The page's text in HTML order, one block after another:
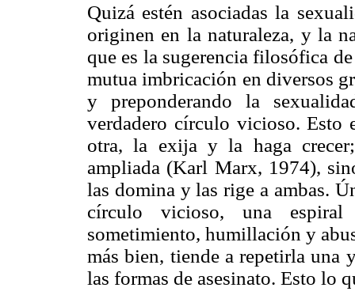
Quizá estén asociadas la
originen en la naturaleza, y la
que es la sugerencia filosófica
mutua imbricación en diversos
y preponderando la
verdadero círculo vicioso. Esto
otra, la exija y la haga
ampliada (Karl Marx, 1974),
las domina y las rige a ambas.
círculo vicioso, una espiral
sometimiento, humillación y
más bien, tiende a repetirla una
las formas de asesinato. Esto lo